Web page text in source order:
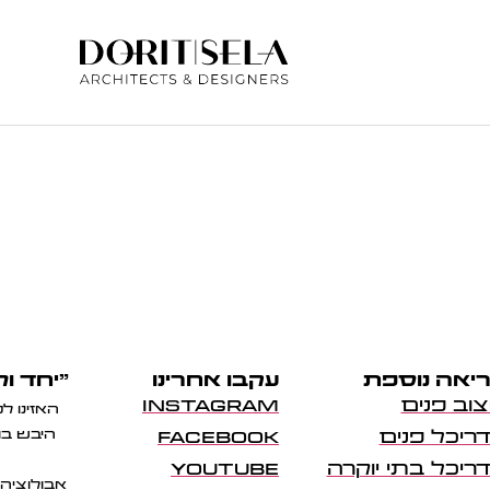
נוספת
פנים
פנים
בתי יוקרה
עקבו אחרינו
INSTAGRAM
FACEBOOK
YOUTUBE
"יחד
האזינו
היבש